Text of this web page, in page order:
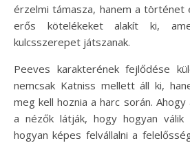
érzelmi támasza, hanem a történet
erős kötelékeket alakít ki,
kulcsszerepet játszanak.
Peeves karakterének fejlődése
nemcsak Katniss mellett áll ki,
meg kell hoznia a harc során.
a nézők látják, hogy hogyan
hogyan képes felvállalni a